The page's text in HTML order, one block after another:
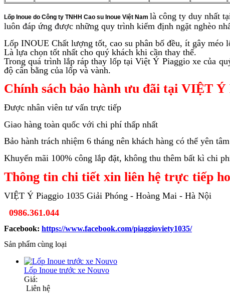
Lốp Inoue do Công ty TNHH Cao su Inoue Việt Nam là công ty duy nhất
luôn đáp ứng được những quy trình kiểm định ngặt nghèo
Lốp INOUE Chất lượng tốt, cao su phân bố đều, ít gây méo
Là lựa chọn tốt nhất cho quý khách khi cần thay thế.
Trong quá trình lắp ráp thay lốp tại Việt Ý Piaggio xe của
độ cân bằng của lốp và vành.
Chính sách bảo hành ưu đãi tại VIỆT Ý
Được nhân viên tư vấn trực tiếp
Giao hàng toàn quốc với chi phí thấp nhất
Bảo hành trách nhiệm 6 tháng nên khách hàng có thể yên
Khuyến mãi 100% công lắp đặt, không thu thêm bất kì chi
Thông tin chi tiết xin liên hệ trực tiếp
VIỆT Ý Piaggio 1035 Giải Phóng - Hoàng Mai - Hà Nội
0986.361.044
Facebook: https://www.facebook.com/piaggioviety1035/
Sản phẩm cùng loại
Lốp Inoue trước xe Nouvo
Giá:
Liên hệ